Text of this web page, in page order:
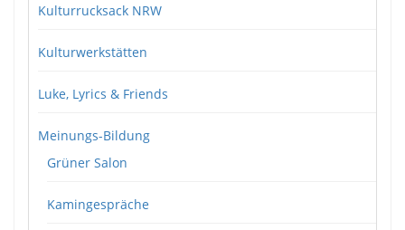
Kulturrucksack NRW
Kulturwerkstätten
Luke, Lyrics & Friends
Meinungs-Bildung
Grüner Salon
Kamingespräche